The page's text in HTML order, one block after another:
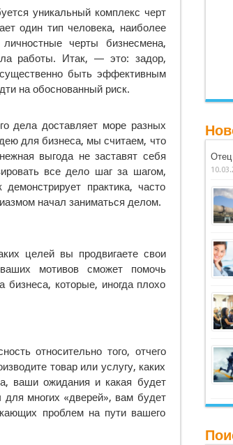
уникальный комплекс черт
один тип человека, наиболее
черты бизнесмена,
работы. Итак, — это: задор,
быть эффективным
на обоснованный риск.
дела доставляет море разных
для бизнеса, мы считаем, что
выгода не заставят себя
все дело шаг за шагом,
практика, часто
начал заниматься делом.
целей вы продвигаете свои
мотивов сможет помочь
бизнеса, которые, иногда плохо
относительно того, отчего
товар или услугу, каких
ваши ожидания и какая будет
многих «дверей», вам будет
проблем на пути вашего
Отец